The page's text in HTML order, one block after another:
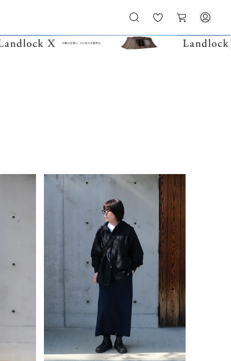
気
に
ー
ト